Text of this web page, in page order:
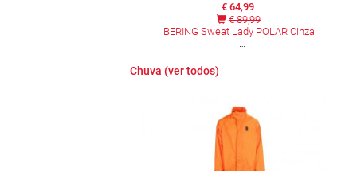
€ 64,99
€ 89,99
BERING Sweat Lady POLAR Cinza
Chuva (ver todos)